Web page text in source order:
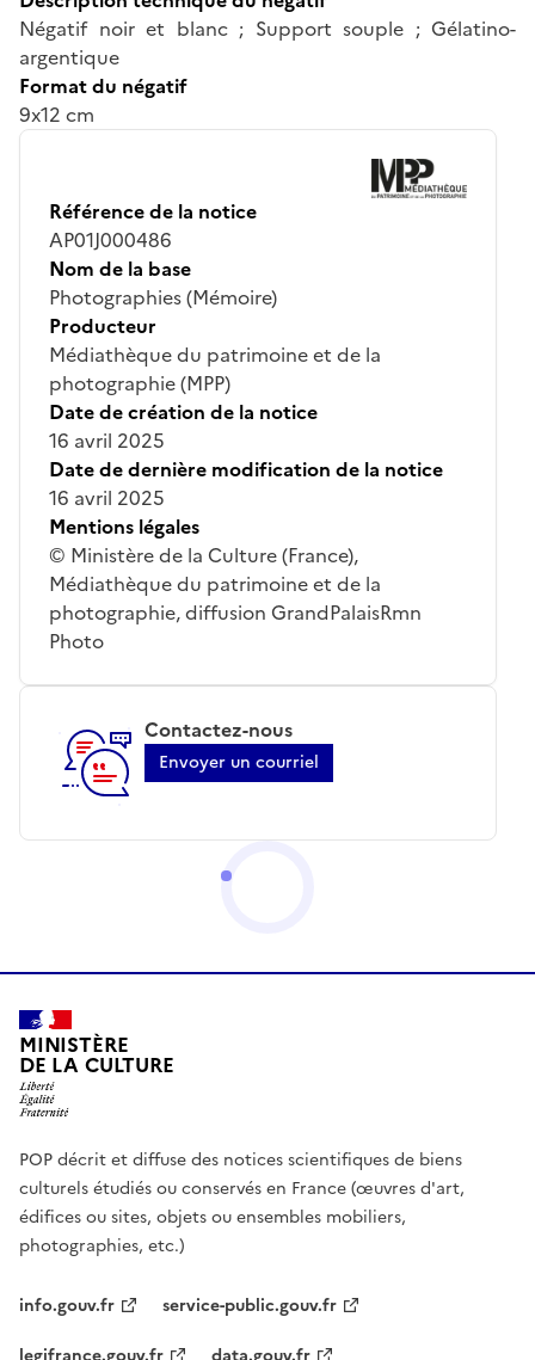
Négatif noir et blanc ; Support souple ; Gélatino-
argentique
Format du négatif
9x12 cm
Référence de la notice
AP01J000486
Nom de la base
Photographies (Mémoire)
Producteur
Médiathèque du patrimoine et de la
photographie (MPP)
Date de création de la notice
16 avril 2025
Date de dernière modification de la notice
16 avril 2025
Mentions légales
© Ministère de la Culture (France),
Médiathèque du patrimoine et de la
photographie, diffusion GrandPalaisRmn
Photo
Contactez-nous
Envoyer un courriel
MINISTÈRE
DE LA CULTURE
POP décrit et diffuse des notices scientifiques de biens
culturels étudiés ou conservés en France (œuvres d'art,
édifices ou sites, objets ou ensembles mobiliers,
photographies, etc.)
info.gouv.fr
service-public.gouv.fr